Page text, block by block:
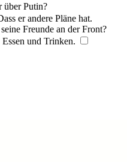
über Putin?
er andere Pläne hat.
Freunde an der Front?
Essen und Trinken.